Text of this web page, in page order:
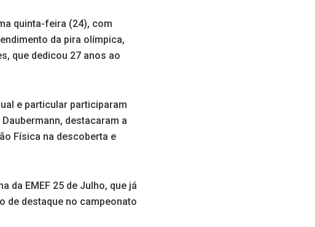
quinta-feira (24), com
da pira olímpica,
que dedicou 27 anos ao
e particular participaram
destacaram a
Física na descoberta e
da EMEF 25 de Julho, que já
de destaque no campeonato